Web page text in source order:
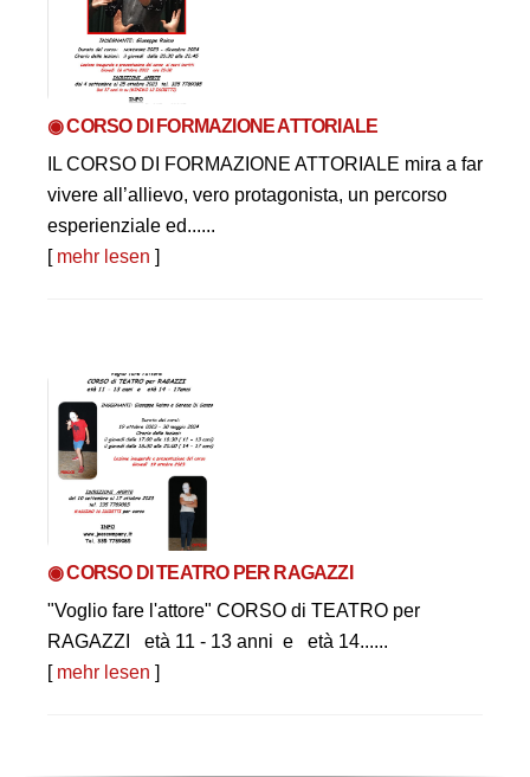
◉ CORSO DI FORMAZIONE ATTORIALE
IL CORSO DI FORMAZIONE ATTORIALE mira a far
vivere all’allievo, vero protagonista, un percorso
esperienziale ed......
[ mehr lesen ]
◉ CORSO DI TEATRO PER RAGAZZI
"Voglio fare l'attore" CORSO di TEATRO per
RAGAZZI età 11 - 13 anni e età 14......
[ mehr lesen ]